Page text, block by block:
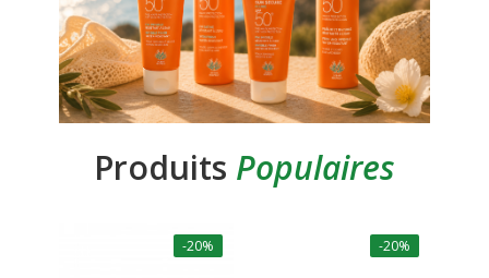
Produits Populaires
-20% -20%